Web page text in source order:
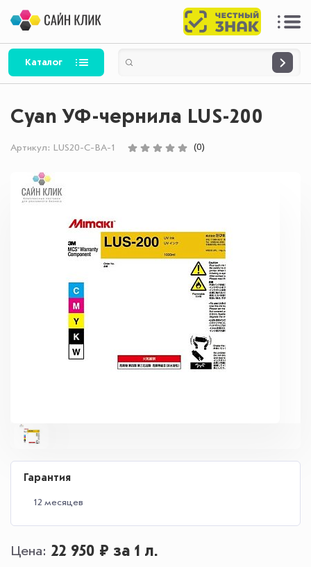
Каталог
Cyan УФ-чернила LUS-200
Артикул: LUS20-C-BA-1 (0)
Гарантия
12 месяцев
Цена 22 950 ₽ за 1 л.